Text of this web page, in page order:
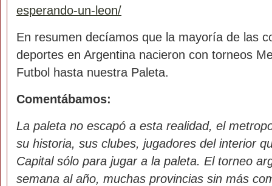
esperando-un-leon/
En resumen decíamos que la mayoría de las
deportes en Argentina nacieron con torneos
Futbol hasta nuestra Paleta.
Comentábamos:
La paleta no escapó a esta realidad, el
su historia, sus clubes, jugadores del interior
Capital sólo para jugar a la paleta. El torneo
semana al año, muchas provincias sin más